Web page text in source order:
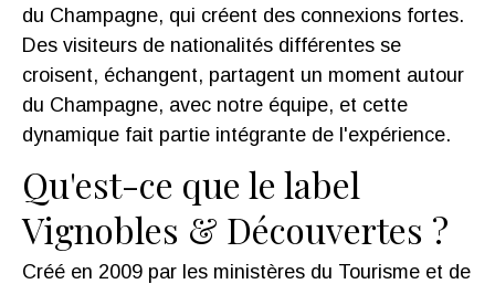
du Champagne, qui créent des connexions fortes.
Des visiteurs de nationalités différentes se
croisent, échangent, partagent un moment autour
du Champagne, avec notre équipe, et cette
dynamique fait partie intégrante de l'expérience.
Qu'est-ce que le label
Vignobles & Découvertes ?
Créé en 2009 par les ministères du Tourisme et de